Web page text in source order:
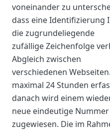
voneinander zu
dass eine Identifizierung
die zugrundeliegende
zufällige Zeichenfolge
Abgleich zwischen
verschiedenen
maximal 24 Stunden
danach wird einem
neue eindeutige Nummer
zugewiesen. Die im